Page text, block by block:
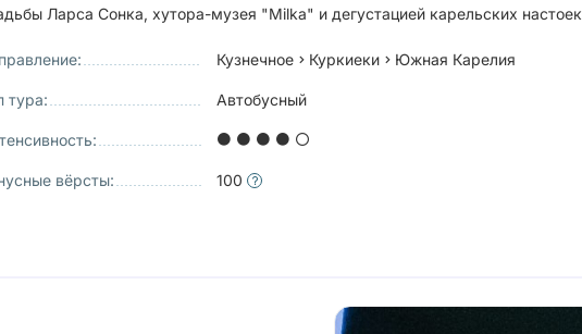
Ларса Сонка, хутора-музея "Milka" и дегустацией карельских настоек
Кузнечное Куркиеки Южная Карелия
тура: Автобусный
вёрсты: 100